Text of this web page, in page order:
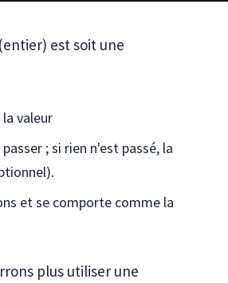
(entier) est soit une
valeur
; si rien n'est passé, la
et se comporte comme la
plus utiliser une